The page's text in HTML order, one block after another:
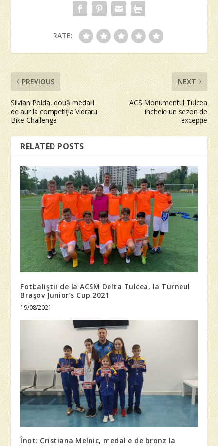
RATE:
PREVIOUS
Silvian Poida, două medalii
de aur la competiţia Vidraru
Bike Challenge
NEXT
ACS Monumentul Tulcea
încheie un sezon de
excepţie
RELATED POSTS
Fotbaliştii de la ACSM Delta Tulcea, la Turneul
Braşov Junior’s Cup 2021
19/08/2021
Înot: Cristiana Melnic, medalie de bronz la